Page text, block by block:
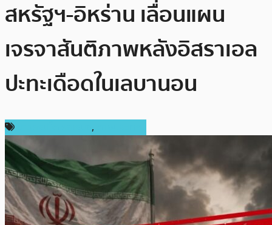
สหรัฐฯ-อิหร่าน เลื่อนแผน
เจรจาสันติภาพหลังอิสราเอล
ปะทะเดือดในเลบานอน
,